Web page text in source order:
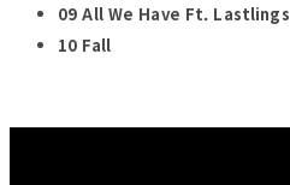
09 All We Have Ft. Lastlings
10 Fall